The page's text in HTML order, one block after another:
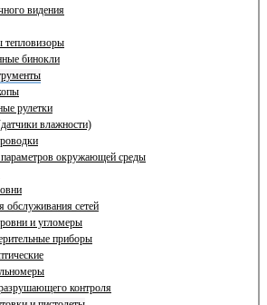
видения
бинокли
рулетки
влажности)
окружающей среды
сетей
и угломеры
приборы
контроля